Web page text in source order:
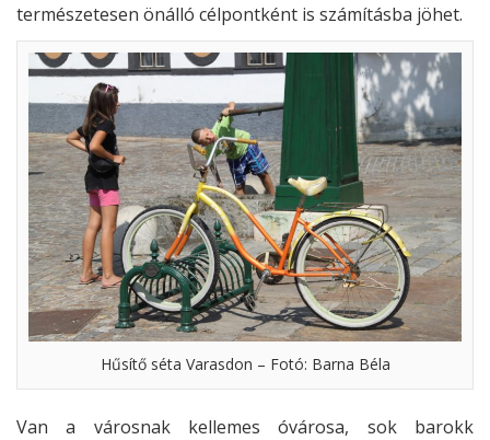
természetesen önálló célpontként is számításba jöhet.
Hűsítő séta Varasdon – Fotó: Barna Béla
Van a városnak kellemes óvárosa, sok barokk